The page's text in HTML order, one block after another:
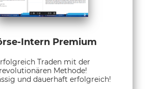
Intern Premium
Traden mit der
revolutionären Methode!
und dauerhaft erfolgreich!